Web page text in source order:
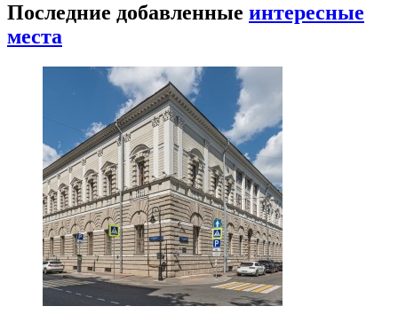
Последние добавленные интересные
места